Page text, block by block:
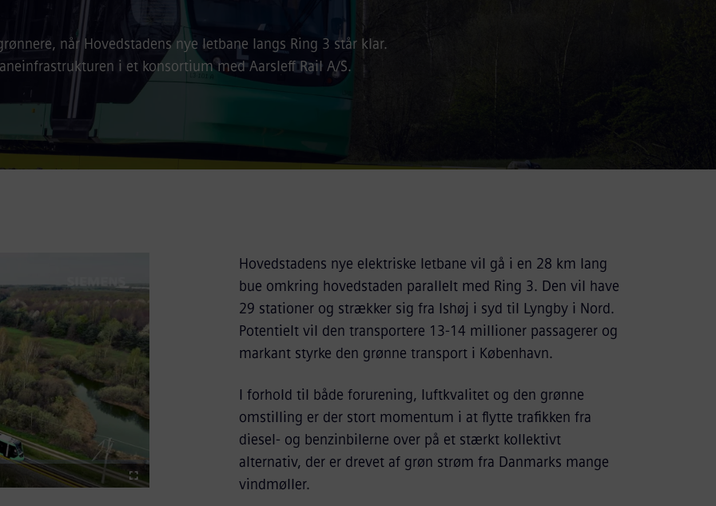
når Hovedstadens nye letbane langs Ring 3 står klar.
i et konsortium med Aarsleff Rail A/S.
Hovedstadens nye elektriske letbane vil gå i en 28 km lang
bue omkring hovedstaden parallelt med Ring 3. Den vil have
29 stationer og strækker sig fra Ishøj i syd til Lyngby i Nord.
Potentielt vil den transportere 13-14 millioner passagerer og
markant styrke den grønne transport i København.
I forhold til både forurening, luftkvalitet og den grønne
omstilling er der stort momentum i at flytte trafikken fra
diesel- og benzinbilerne over på et stærkt kollektivt
alternativ, der er drevet af grøn strøm fra Danmarks mange
vindmøller.
Fullscreen